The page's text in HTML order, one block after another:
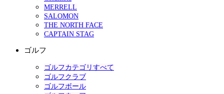
MERRELL
SALOMON
THE NORTH FACE
CAPTAIN STAG
ゴルフ
ゴルフカテゴリすべて
ゴルフクラブ
ゴルフボール